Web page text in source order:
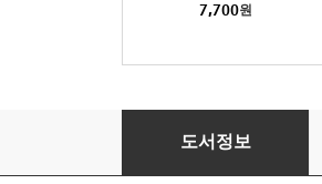
7,700원
굶주림 (개정판)
도서정보